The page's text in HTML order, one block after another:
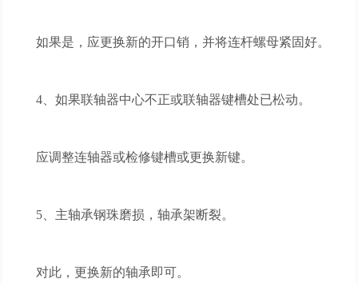
如果是，应更换新的开口销，并将连杆螺母紧固好。
4、如果联轴器中心不正或联轴器键槽处已松动。
应调整连轴器或检修键槽或更换新键。
5、主轴承钢珠磨损，轴承架断裂。
对此，更换新的轴承即可。